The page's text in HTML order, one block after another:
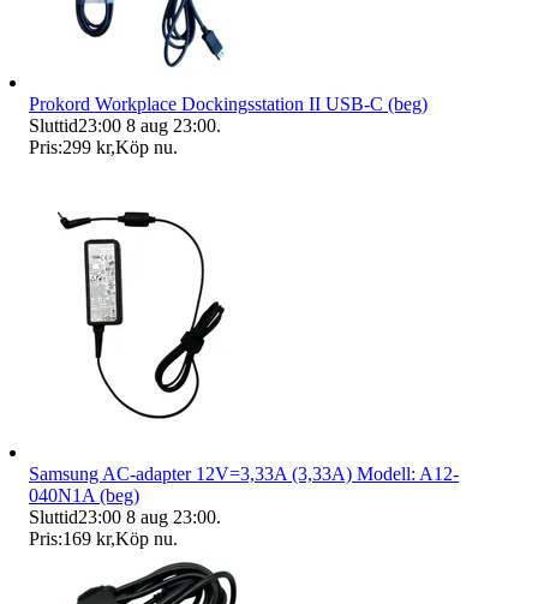
Prokord Workplace Dockingsstation II USB-C (beg)
Sluttid23:00 8 aug 23:00.
Pris:299 kr,Köp nu.
Samsung AC-adapter 12V=3,33A (3,33A) Modell: A12-
040N1A (beg)
Sluttid23:00 8 aug 23:00.
Pris:169 kr,Köp nu.